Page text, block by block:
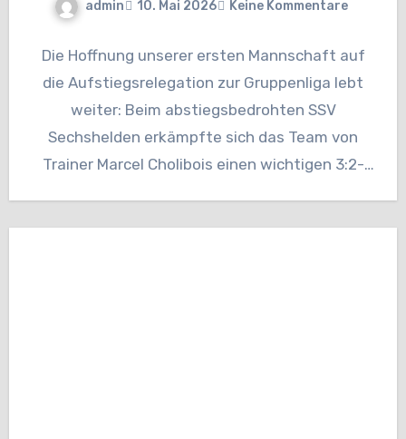
admin 10. Mai 2026 Keine Kommentare
Die Hoffnung unserer ersten Mannschaft auf
die Aufstiegsrelegation zur Gruppenliga lebt
weiter: Beim abstiegsbedrohten SSV
Sechshelden erkämpfte sich das Team von
Trainer Marcel Cholibois einen wichtigen 3:2-